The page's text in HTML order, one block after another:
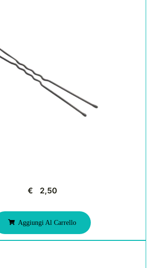
€ 2,50
Aggiungi Al Carrello